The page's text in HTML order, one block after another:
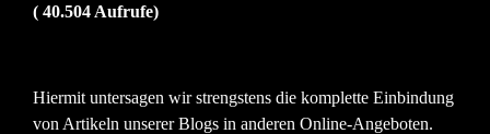
( 40.504 Aufrufe)
Hiermit untersagen wir strengstens die komplette Einbindung
von Artikeln unserer Blogs in anderen Online-Angeboten.